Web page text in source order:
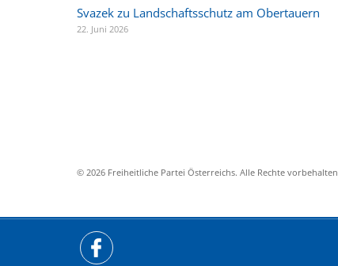
Svazek zu Landschaftsschutz am Obertauern
22. Juni 2026
© 2026 Freiheitliche Partei Österreichs. Alle Rechte